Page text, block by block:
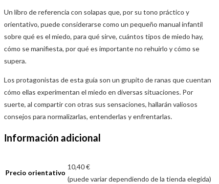
Un libro de referencia con solapas que, por su tono práctico y
orientativo, puede considerarse como un pequeño manual infantil
sobre qué es el miedo, para qué sirve, cuántos tipos de miedo hay,
cómo se manifiesta, por qué es importante no rehuirlo y cómo se
supera.
Los protagonistas de esta guía son un grupito de ranas que cuentan
cómo ellas experimentan el miedo en diversas situaciones. Por
suerte, al compartir con otras sus sensaciones, hallarán valiosos
consejos para normalizarlas, entenderlas y enfrentarlas.
Información adicional
Precio orientativo
10,40 €
(puede variar dependiendo de la tienda elegida)